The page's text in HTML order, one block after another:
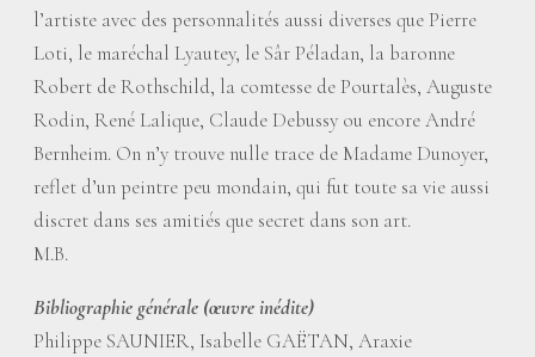
l’artiste avec des personnalités aussi diverses que Pierre
Loti, le maréchal Lyautey, le Sâr Péladan, la baronne
Robert de Rothschild, la comtesse de Pourtalès, Auguste
Rodin, René Lalique, Claude Debussy ou encore André
Bernheim. On n’y trouve nulle trace de Madame Dunoyer,
reflet d’un peintre peu mondain, qui fut toute sa vie aussi
discret dans ses amitiés que secret dans son art.
M.B.
Bibliographie générale (œuvre inédite)
Philippe SAUNIER, Isabelle GAËTAN, Araxie